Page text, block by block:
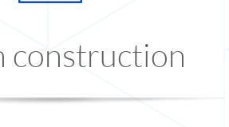
construction